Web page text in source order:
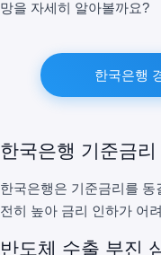
망을 자세히 알아볼까요?
한국은행
한국은행 기준금리
한국은행은 기준금리를
전히 높아 금리 인하가 어
반도체 수출 부진